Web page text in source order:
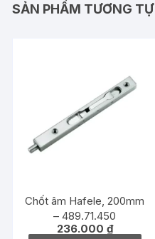
SẢN PHẨM TƯƠNG TỰ
Chốt âm Hafele, 200mm
– 489.71.450
236.000 ₫